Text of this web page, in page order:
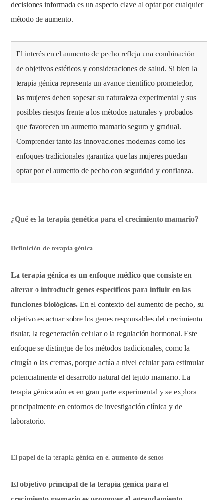
decisiones informada es un aspecto clave al optar por cualquier
método de aumento.
El interés en el aumento de pecho refleja una combinación
de objetivos estéticos y consideraciones de salud. Si bien la
terapia génica representa un avance científico prometedor,
las mujeres deben sopesar su naturaleza experimental y sus
posibles riesgos frente a los métodos naturales y probados
que favorecen un aumento mamario seguro y gradual.
Comprender tanto las innovaciones modernas como los
enfoques tradicionales garantiza que las mujeres puedan
optar por el aumento de pecho con seguridad y confianza.
¿Qué es la terapia genética para el crecimiento mamario?
Definición de terapia génica
La terapia génica es un enfoque médico que consiste en
alterar o introducir genes específicos para influir en las
funciones biológicas. En el contexto del aumento de pecho, su
objetivo es actuar sobre los genes responsables del crecimiento
tisular, la regeneración celular o la regulación hormonal. Este
enfoque se distingue de los métodos tradicionales, como la
cirugía o las cremas, porque actúa a nivel celular para estimular
potencialmente el desarrollo natural del tejido mamario. La
terapia génica aún es en gran parte experimental y se explora
principalmente en entornos de investigación clínica y de
laboratorio.
El papel de la terapia génica en el aumento de senos
El objetivo principal de la terapia génica para el